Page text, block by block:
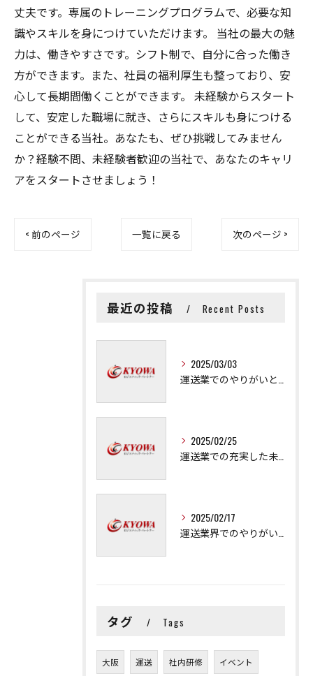
丈夫です。専属のトレーニングプログラムで、必要な知
識やスキルを身につけていただけます。 当社の最大の魅
力は、働きやすさです。シフト制で、自分に合った働き
方ができます。また、社員の福利厚生も整っており、安
心して長期間働くことができます。 未経験からスタート
して、安定した職場に就き、さらにスキルも身につける
ことができる当社。あなたも、ぜひ挑戦してみません
か？経験不問、未経験者歓迎の当社で、あなたのキャリ
アをスタートさせましょう！
< 前のページ 一覧に戻る 次のページ >
最近の投稿 Recent Posts
2025/03/03
2025/02/25
2025/02/17
タグ Tags
大阪 運送 社内研修 イベント